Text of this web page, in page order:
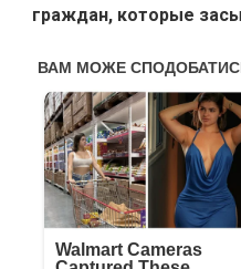
граждан, которые